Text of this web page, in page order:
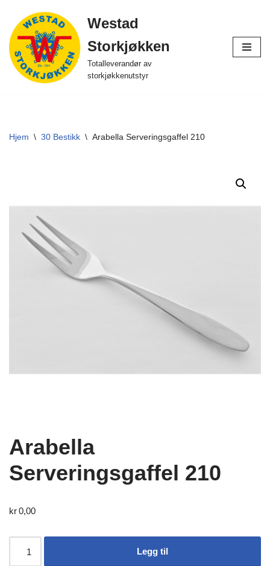
Hopp
til
innholdet
Westad
Storkjøkken
Totalleverandør av
storkjøkkenutstyr
Hjem \ 30 Bestikk \ Arabella Serveringsgaffel 210
Arabella
Serveringsgaffel 210
kr0,00
Legg til